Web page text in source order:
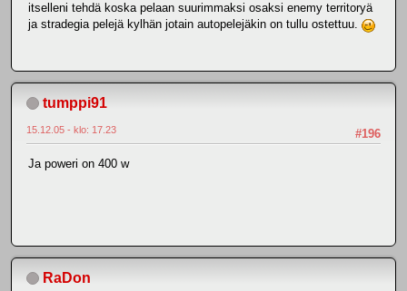
itselleni tehdä koska pelaan suurimmaksi osaksi enemy territoryä
ja stradegia pelejä kylhän jotain autopelejäkin on tullu ostettuu.
tumppi91
#196
15.12.05 - klo: 17.23
Ja poweri on 400 w
RaDon